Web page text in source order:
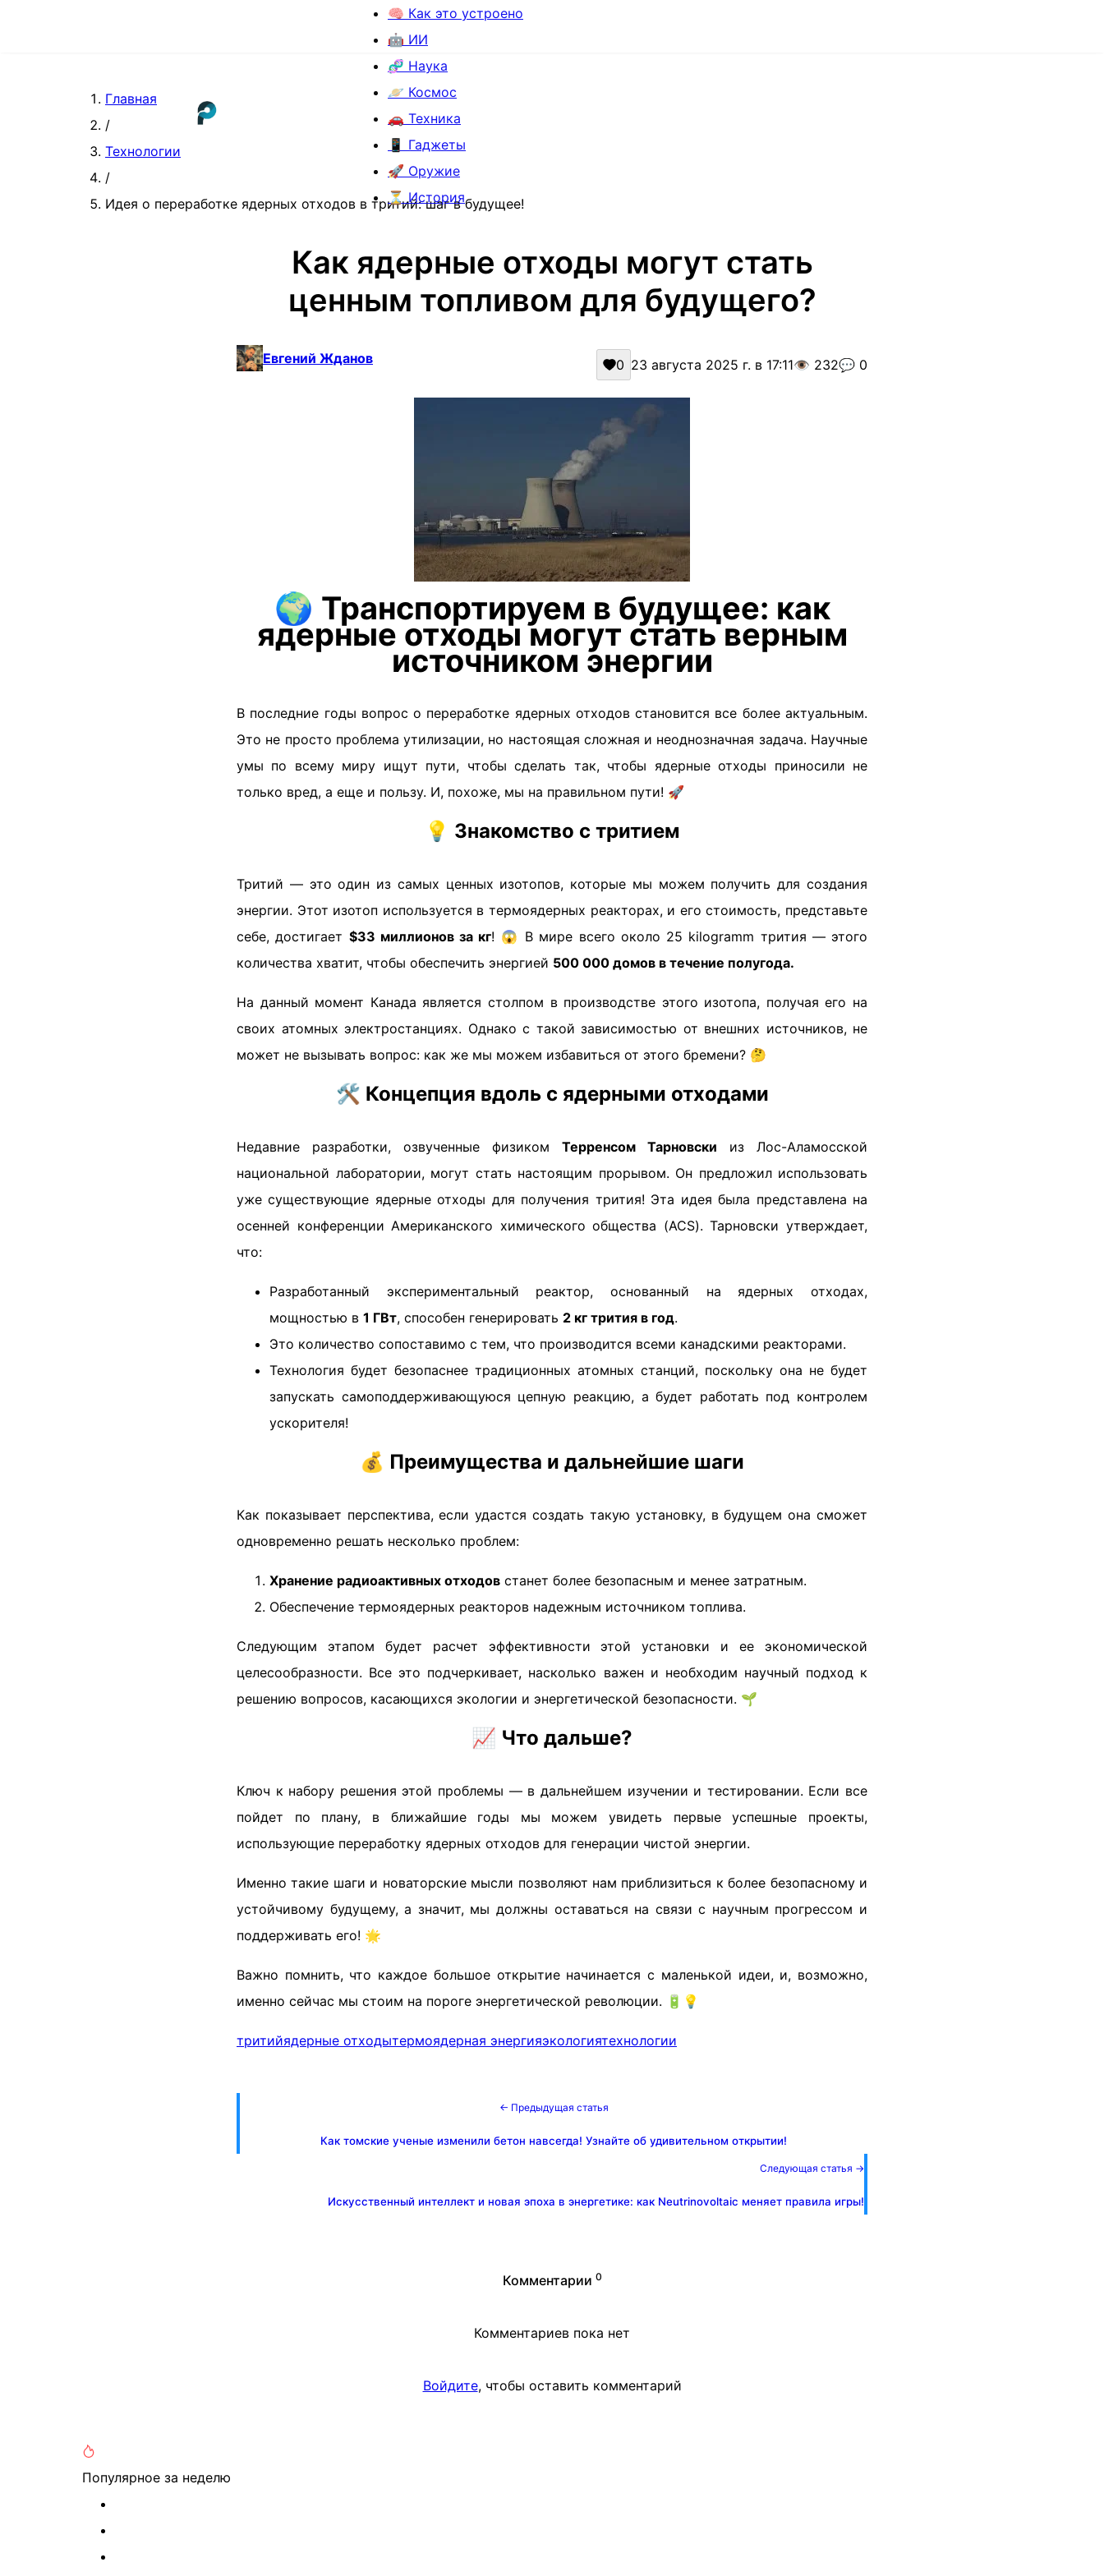
🧠 Как это устроено
🤖 ИИ
🧬 Наука
🪐 Космос
🚗 Техника
📱 Гаджеты
🚀 Оружие
⏳ История
Главная
/
Технологии
/
Идея о переработке ядерных отходов в тритий: шаг в будущее!
Как ядерные отходы могут стать
ценным топливом для будущего?
Евгений Жданов 0 23 августа 2025 г. в 17:11👁️ 232💬 0
🌍 Транспортируем в будущее: как
ядерные отходы могут стать верным
источником энергии
В последние годы вопрос о переработке ядерных отходов становится все более актуальным.
Это не просто проблема утилизации, но настоящая сложная и неоднозначная задача. Научные
умы по всему миру ищут пути, чтобы сделать так, чтобы ядерные отходы приносили не
только вред, а еще и пользу. И, похоже, мы на правильном пути! 🚀
💡 Знакомство с тритием
Тритий — это один из самых ценных изотопов, которые мы можем получить для создания
энергии. Этот изотоп используется в термоядерных реакторах, и его стоимость, представьте
себе, достигает $33 миллионов за кг! 😱 В мире всего около 25 kilogramm трития — этого
количества хватит, чтобы обеспечить энергией 500 000 домов в течение полугода.
На данный момент Канада является столпом в производстве этого изотопа, получая его на
своих атомных электростанциях. Однако с такой зависимостью от внешних источников, не
может не вызывать вопрос: как же мы можем избавиться от этого бремени? 🤔
🛠️ Концепция вдоль с ядерными отходами
Недавние разработки, озвученные физиком Терренсом Тарновски из Лос-Аламосской
национальной лаборатории, могут стать настоящим прорывом. Он предложил использовать
уже существующие ядерные отходы для получения трития! Эта идея была представлена на
осенней конференции Американского химического общества (ACS). Тарновски утверждает,
что:
Разработанный экспериментальный реактор, основанный на ядерных отходах,
мощностью в 1 ГВт, способен генерировать 2 кг трития в год.
Это количество сопоставимо с тем, что производится всеми канадскими реакторами.
Технология будет безопаснее традиционных атомных станций, поскольку она не будет
запускать самоподдерживающуюся цепную реакцию, а будет работать под контролем
ускорителя!
💰 Преимущества и дальнейшие шаги
Как показывает перспектива, если удастся создать такую установку, в будущем она сможет
одновременно решать несколько проблем:
Хранение радиоактивных отходов станет более безопасным и менее затратным.
Обеспечение термоядерных реакторов надежным источником топлива.
Следующим этапом будет расчет эффективности этой установки и ее экономической
целесообразности. Все это подчеркивает, насколько важен и необходим научный подход к
решению вопросов, касающихся экологии и энергетической безопасности. 🌱
📈 Что дальше?
Ключ к набору решения этой проблемы — в дальнейшем изучении и тестировании. Если все
пойдет по плану, в ближайшие годы мы можем увидеть первые успешные проекты,
использующие переработку ядерных отходов для генерации чистой энергии.
Именно такие шаги и новаторские мысли позволяют нам приблизиться к более безопасному и
устойчивому будущему, а значит, мы должны оставаться на связи с научным прогрессом и
поддерживать его! 🌟
Важно помнить, что каждое большое открытие начинается с маленькой идеи, и, возможно,
именно сейчас мы стоим на пороге энергетической революции. 🔋💡
тритийядерные отходытермоядерная энергияэкологиятехнологии
← Предыдущая статья
Как томские ученые изменили бетон навсегда! Узнайте об удивительном открытии!
Следующая статья →
Искусственный интеллект и новая эпоха в энергетике: как Neutrinovoltaic меняет правила игры!
Комментарии 0
Комментариев пока нет
Войдите, чтобы оставить комментарий
Популярное за неделю